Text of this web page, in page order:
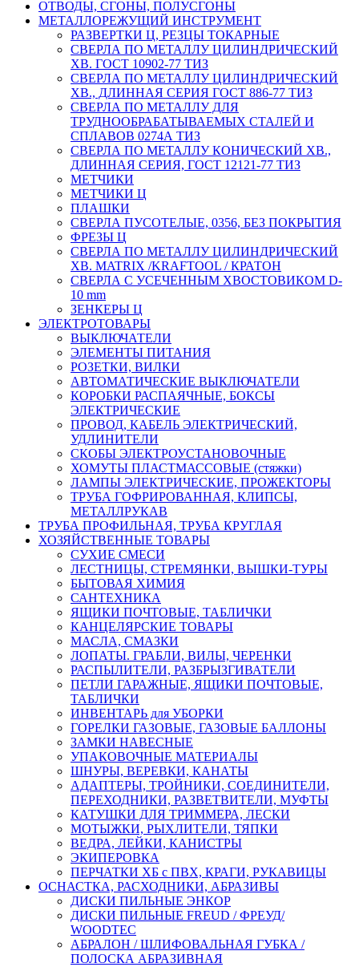
ОТВОДЫ, СГОНЫ, ПОЛУСГОНЫ
МЕТАЛЛОРЕЖУЩИЙ ИНСТРУМЕНТ
РАЗВЕРТКИ Ц, РЕЗЦЫ ТОКАРНЫЕ
СВЕРЛА ПО МЕТАЛЛУ ЦИЛИНДРИЧЕСКИЙ
ХВ. ГОСТ 10902-77 ТИЗ
СВЕРЛА ПО МЕТАЛЛУ ЦИЛИНДРИЧЕСКИЙ
ХВ., ДЛИННАЯ СЕРИЯ ГОСТ 886-77 ТИЗ
СВЕРЛА ПО МЕТАЛЛУ ДЛЯ
ТРУДНООБРАБАТЫВАЕМЫХ СТАЛЕЙ И
СПЛАВОВ 0274А ТИЗ
СВЕРЛА ПО МЕТАЛЛУ КОНИЧЕСКИЙ ХВ.,
ДЛИННАЯ СЕРИЯ, ГОСТ 12121-77 ТИЗ
МЕТЧИКИ
МЕТЧИКИ Ц
ПЛАШКИ
СВЕРЛА ПУСОТЕЛЫЕ, 0356, БЕЗ ПОКРЫТИЯ
ФРЕЗЫ Ц
СВЕРЛА ПО МЕТАЛЛУ ЦИЛИНДРИЧЕСКИЙ
ХВ. MATRIX /KRAFTOOL / КРАТОН
СВЕРЛА С УСЕЧЕННЫМ ХВОСТОВИКОМ D-
10 mm
ЗЕНКЕРЫ Ц
ЭЛЕКТРОТОВАРЫ
ВЫКЛЮЧАТЕЛИ
ЭЛЕМЕНТЫ ПИТАНИЯ
РОЗЕТКИ, ВИЛКИ
АВТОМАТИЧЕСКИЕ ВЫКЛЮЧАТЕЛИ
КОРОБКИ РАСПАЯЧНЫЕ, БОКСЫ
ЭЛЕКТРИЧЕСКИЕ
ПРОВОД, КАБЕЛЬ ЭЛЕКТРИЧЕСКИЙ,
УДЛИНИТЕЛИ
СКОБЫ ЭЛЕКТРОУСТАНОВОЧНЫЕ
ХОМУТЫ ПЛАСТМАССОВЫЕ (стяжки)
ЛАМПЫ ЭЛЕКТРИЧЕСКИЕ, ПРОЖЕКТОРЫ
ТРУБА ГОФРИРОВАННАЯ, КЛИПСЫ,
МЕТАЛЛРУКАВ
ТРУБА ПРОФИЛЬНАЯ, ТРУБА КРУГЛАЯ
ХОЗЯЙСТВЕННЫЕ ТОВАРЫ
СУХИЕ СМЕСИ
ЛЕСТНИЦЫ, СТРЕМЯНКИ, ВЫШКИ-ТУРЫ
БЫТОВАЯ ХИМИЯ
САНТЕХНИКА
ЯЩИКИ ПОЧТОВЫЕ, ТАБЛИЧКИ
КАНЦЕЛЯРСКИЕ ТОВАРЫ
МАСЛА, СМАЗКИ
ЛОПАТЫ. ГРАБЛИ, ВИЛЫ, ЧЕРЕНКИ
РАСПЫЛИТЕЛИ, РАЗБРЫЗГИВАТЕЛИ
ПЕТЛИ ГАРАЖНЫЕ, ЯЩИКИ ПОЧТОВЫЕ,
ТАБЛИЧКИ
ИНВЕНТАРЬ для УБОРКИ
ГОРЕЛКИ ГАЗОВЫЕ, ГАЗОВЫЕ БАЛЛОНЫ
ЗАМКИ НАВЕСНЫЕ
УПАКОВОЧНЫЕ МАТЕРИАЛЫ
ШНУРЫ, ВЕРЕВКИ, КАНАТЫ
АДАПТЕРЫ, ТРОЙНИКИ, СОЕДИНИТЕЛИ,
ПЕРЕХОДНИКИ, РАЗВЕТВИТЕЛИ, МУФТЫ
КАТУШКИ ДЛЯ ТРИММЕРА, ЛЕСКИ
МОТЫЖКИ, РЫХЛИТЕЛИ, ТЯПКИ
ВЕДРА, ЛЕЙКИ, КАНИСТРЫ
ЭКИПЕРОВКА
ПЕРЧАТКИ ХБ с ПВХ, КРАГИ, РУКАВИЦЫ
ОСНАСТКА, РАСХОДНИКИ, АБРАЗИВЫ
ДИСКИ ПИЛЬНЫЕ ЭНКОР
ДИСКИ ПИЛЬНЫЕ FREUD / ФРЕУД/
WOODTEC
АБРАЛОН / ШЛИФОВАЛЬНАЯ ГУБКА /
ПОЛОСКА АБРАЗИВНАЯ